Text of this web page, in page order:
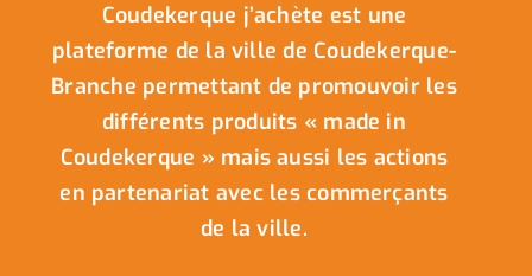
Coudekerque j’achète est une
plateforme de la ville de Coudekerque-
Branche permettant de promouvoir les
différents produits « made in
Coudekerque » mais aussi les actions
en partenariat avec les commerçants
de la ville.